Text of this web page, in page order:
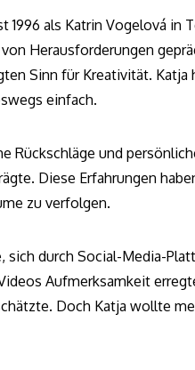
1996 als Katrin Vogelová
Herausforderungen
Sinn für Kreativität.
einfach.
Rückschläge und
Diese Erfahrungen
zu verfolgen.
sich durch Social-Media-
Aufmerksamkeit
Doch Katja wollte